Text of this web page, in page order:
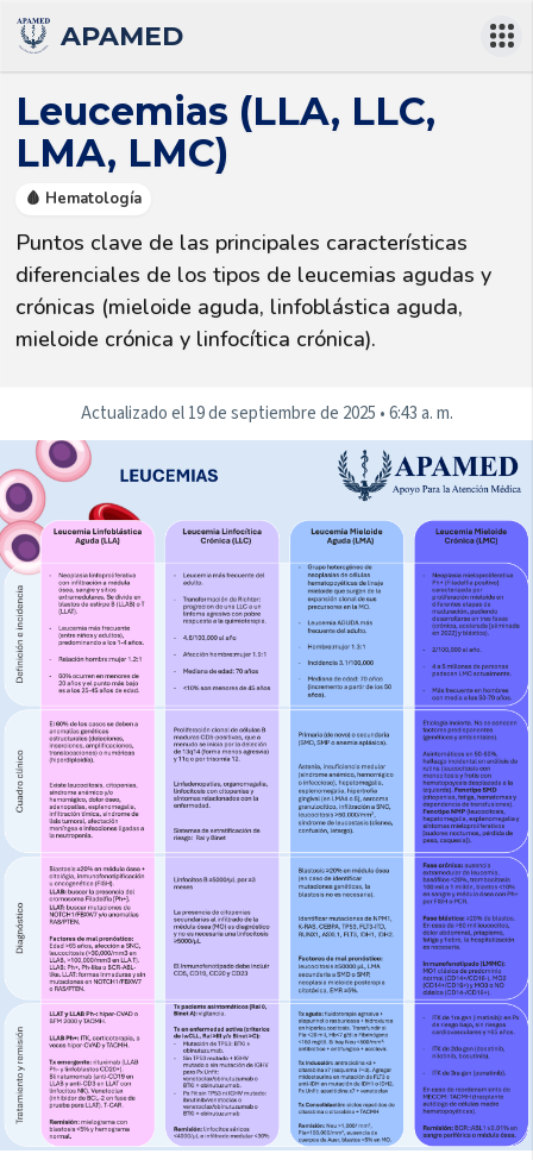
APAMED
Leucemias (LLA, LLC,
LMA, LMC)
🩸 Hematología
Puntos clave de las principales características
diferenciales de los tipos de leucemias agudas y
crónicas (mieloide aguda, linfoblástica aguda,
mieloide crónica y linfocítica crónica).
Actualizado el19 de septiembre de 2025 •6:43 a. m.